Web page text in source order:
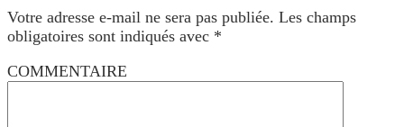
Votre adresse e-mail ne sera pas publiée. Les champs
obligatoires sont indiqués avec *
COMMENTAIRE